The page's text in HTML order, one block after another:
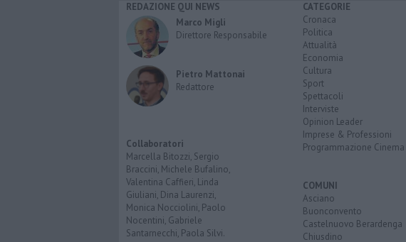
REDAZIONE QUI NEWS
Marco Migli
Direttore Responsabile
Pietro Mattonai
Redattore
Collaboratori
Marcella Bitozzi, Sergio
Braccini, Michele Bufalino,
Valentina Caffieri, Linda
Giuliani, Dina Laurenzi,
Monica Nocciolini, Paolo
Nocentini, Gabriele
Santarnecchi, Paola Silvi.
CATEGORIE
Cronaca
Politica
Attualità
Economia
Cultura
Sport
Spettacoli
Interviste
Opinion Leader
Imprese & Professioni
Programmazione Cinema
COMUNI
Asciano
Buonconvento
Castelnuovo Berardenga
Chiusdino